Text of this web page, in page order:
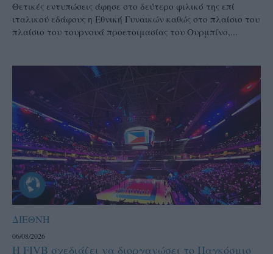
Θετικές εντυπώσεις άφησε στο δεύτερο φιλικό της επί
ιταλικού εδάφους η Εθνική Γυναικών καθώς στο πλαίσιο του
πλαίσιο του τουρνουά προετοιμασίας του Ουρμπίνο,...
ΔΙΕΘΝΗ
06/08/2026
Η FIVB σχεδιάζει να διοργανώσει το Παγκόσμιο